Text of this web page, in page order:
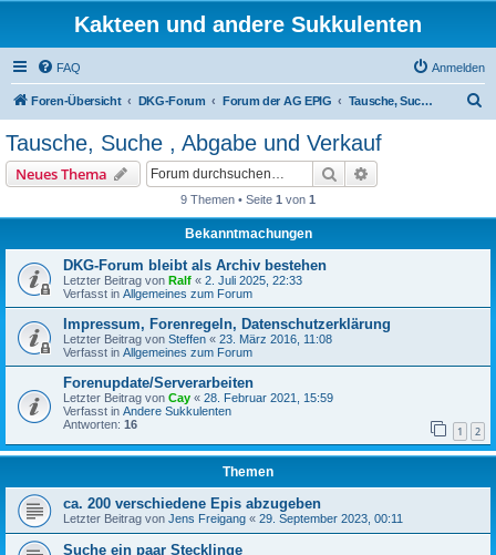
Kakteen und andere Sukkulenten
FAQ Anmelden
Foren-Übersicht DKG-Forum Forum der AG EPIG Tausche, Suche , Abgabe und Verkauf
Tausche, Suche , Abgabe und Verkauf
Neues Thema Suche
9 Themen • Seite 1 von 1
Bekanntmachungen
DKG-Forum bleibt als Archiv bestehen
Letzter Beitrag von Ralf « 2. Juli 2025, 22:33
Verfasst in Allgemeines zum Forum
Impressum, Forenregeln, Datenschutzerklärung
Letzter Beitrag von Steffen « 23. März 2016, 11:08
Verfasst in Allgemeines zum Forum
Forenupdate/Serverarbeiten
Letzter Beitrag von Cay « 28. Februar 2021, 15:59
Verfasst in Andere Sukkulenten
Antworten: 16 1 2
Themen
ca. 200 verschiedene Epis abzugeben
Letzter Beitrag von Jens Freigang « 29. September 2023, 00:11
Suche ein paar Stecklinge